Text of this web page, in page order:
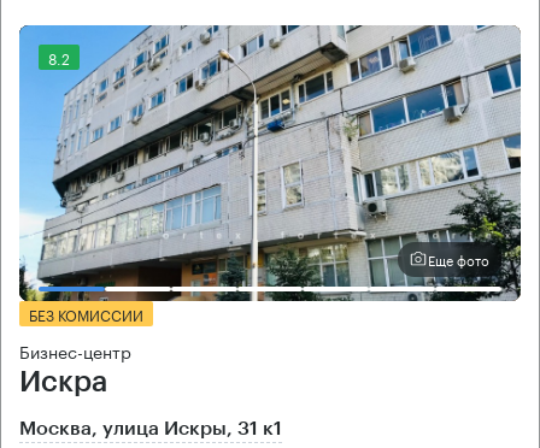
8.2
Еще фото
БЕЗ КОМИССИИ
Бизнес-центр
Искра
Москва, улица Искры, 31 к1